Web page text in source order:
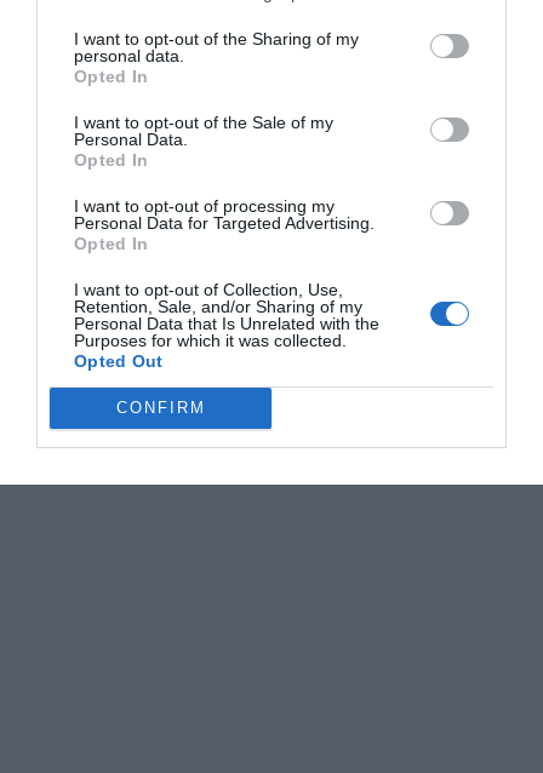
I want to opt-out of the Sharing of my
personal data.
Opted In
I want to opt-out of the Sale of my
Personal Data.
Opted In
I want to opt-out of processing my
Personal Data for Targeted Advertising.
Opted In
I want to opt-out of Collection, Use,
Retention, Sale, and/or Sharing of my
Personal Data that Is Unrelated with the
Purposes for which it was collected.
Opted Out
CONFIRM